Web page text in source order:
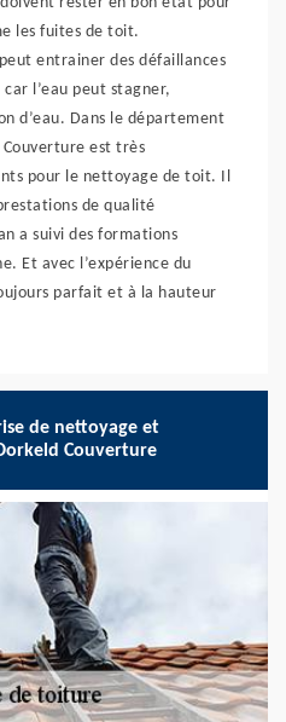
les fuites de toit.
entrainer des défaillances
l’eau peut stagner,
d’eau. Dans le département
est très
pour le nettoyage de toit. Il
de qualité
a suivi des formations
Et avec l’expérience du
parfait et à la hauteur
de nettoyage et
Couverture